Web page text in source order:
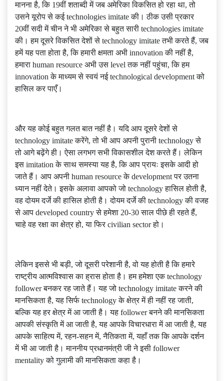
मानना है, कि 19वीं शताब्दी में जब अमेरिका विकसित हो रहा था, तो
उसने यूरोप से कई technologies imitate की। ठीक उसी प्रकार
20वीं सदी में चीन ने भी अमेरिका से बहुत सारी technologies imitate
की। हम दूसरे विकसित देशों से technology imitate तभी करते हैं, जब
हमें यह पता होता है, कि हमारी क्षमता अभी innovation की नहीं है,
हमारा human resource अभी उस level तक नहीं पहुंचा, कि हम
innovation के माध्यम से स्वयं नई technological development को
हासिल कर पाएँ।
और यह कोई बहुत गलत बात नहीं है। यदि आप दूसरे देशों से
technology imitate करेंगे, तो भी आप अपनी पुरानी technology से
तो आगे बढ़ेंगे ही। ऐसा लगभग सभी विकासशील देश करते हैं। लेकिन
इस imitation के साथ समस्या यह है, कि आप प्रायः इसके आदी हो
जाते हैं। आप अपनी human resource के development पर उतना
ध्यान नहीं देते। इसके अलावा आपको जो technology हासिल होती है,
वह दोयम दर्जे की हासिल होती है। दोयम दर्जे की technology की वजह
से आप developed country से हमेशा 20-30 साल पीछे ही रहते हैं,
चाहे वह रक्षा का क्षेत्र हो, या फिर civilian sector हो।
लेकिन इससे भी बड़ी, जो दूसरी परेशानी है, वो यह होती है कि हमारे
राष्ट्रीय आत्मविश्वास का ह्रास होता है। हम हमेशा एक technology
follower बनकर रह जाते हैं। यह जो technology imitate करने की
मानसिकता है, यह सिर्फ technology के क्षेत्र में ही नहीं रह जाती,
बल्कि यह हर क्षेत्र में आ जाती है। यह follower बनने की मानसिकता
आपकी संस्कृति में आ जाती है, यह आपके विचारधारा में आ जाती है, यह
आपके साहित्य में, रहन-सहन में, नैतिकता में, यहाँ तक कि आपके दर्शन
में भी आ जाती है। माननीय प्रधानमंत्री जी ने इसी follower
mentality को गुलामी की मानसिकता कहा है।